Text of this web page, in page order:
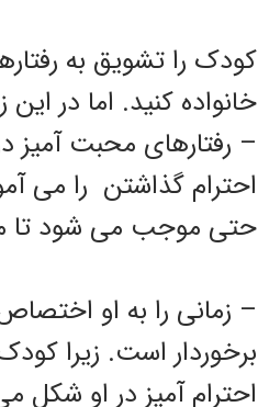
کودک را تشویق به
خانواده کنید. اما در این
– رفتارهای محبت آمیز
احترام گذاشتن را می
حتی موجب می شود تا
– زمانی را به او
برخوردار است. زیرا
احترام آمیز در او شکل